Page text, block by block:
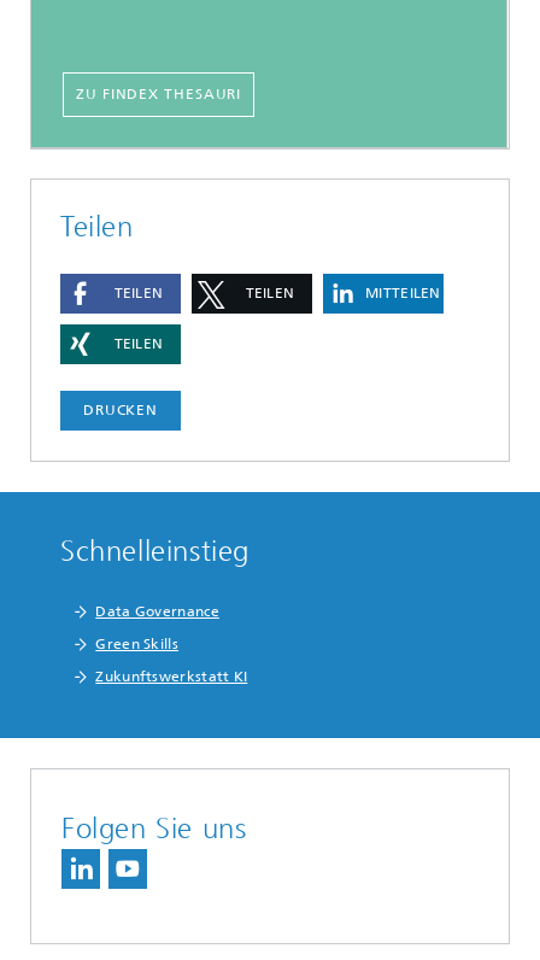
ZU FINDEX THESAURI
Teilen
TEILEN TEILEN MITTEILEN
TEILEN
DRUCKEN
Schnelleinstieg
Data Governance
Green Skills
Zukunftswerkstatt KI
Folgen Sie uns